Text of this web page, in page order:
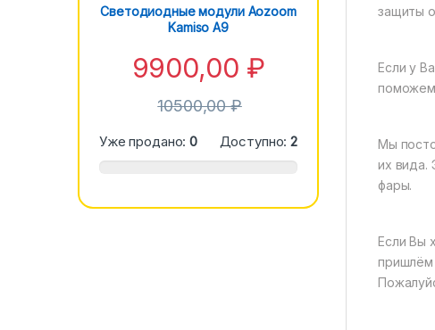
защиты
Если у
Мы
их вида.
фары.
Если Вы
пришлём
Светодиодные модули Aozoom
Kamiso A9
9900,00 ₽
10500,00₽
Уже продано:0 Доступно:2